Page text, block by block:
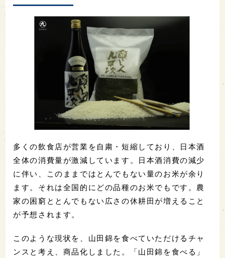
多くの飲食店が営業を自粛・短縮しており、日本酒
全体の消費量が激減しています。日本酒消費の減少
に伴い、このままではとんでもない量のお米が余り
ます。それは全国的にどの品種のお米でもです。農
家の困窮ととんでもない広さの休耕田が増えること
が予想されます。
このような現状を、山田錦を食べていただけるチャ
ンスと考え、商品化しました。「山田錦を食べる」